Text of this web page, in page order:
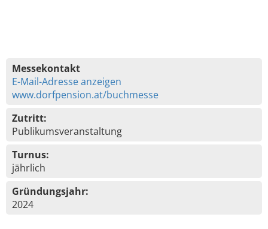
Messekontakt
E-Mail-Adresse anzeigen
www.dorfpension.at/buchmesse
Zutritt:
Publikumsveranstaltung
Turnus:
jährlich
Gründungsjahr:
2024